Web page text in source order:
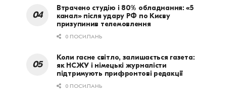
Втрачено студію і 80% обладнання: «5
канал» після удару РФ по Києву
призупинив телемовлення
0 ПОСИЛАНЬ
Коли гасне світло, залишається газета:
як НСЖУ і німецькі журналісти
підтримують прифронтові редакції
0 ПОСИЛАНЬ